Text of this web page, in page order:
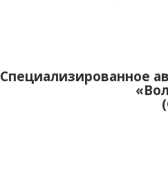
Специализированное